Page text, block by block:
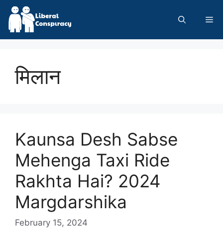
Skip
content
मिलान
Kaunsa Desh Sabse
Mehenga Taxi Ride
Rakhta Hai? 2024
Margdarshika
February 15, 2024